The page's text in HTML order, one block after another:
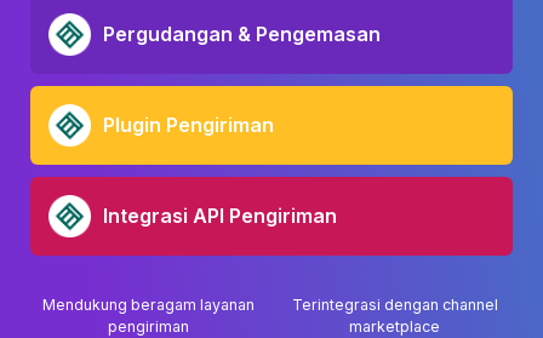
Pergudangan & Pengemasan
Plugin Pengiriman
Integrasi API Pengiriman
Mendukung beragam layanan
pengiriman
Terintegrasi dengan channel
marketplace